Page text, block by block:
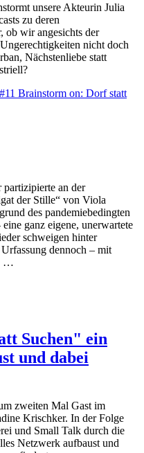
unsere Akteurin Julia
zu deren
ob wir angesichts der
nicht doch
Nächstenliebe statt
Brainstorm on: Dorf statt
an der
der Stille“ von Viola
des pandemiebedingten
ganz eigene, unerwartete
schweigen hinter
dennoch – mit
…
Suchen" ein
und dabei
zweiten Mal Gast im
Krischker. In der Folge
und Small Talk durch die
Netzwerk aufbaust und